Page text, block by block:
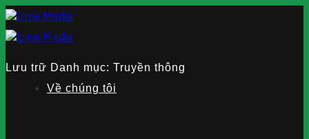
Chuyển
đến
nội
Về chúng tôi
Lưu trữ Danh mục: Truyền thông